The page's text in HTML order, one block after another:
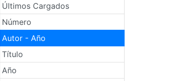
Últimos Cargados
Número
Autor - Año
Título
Año